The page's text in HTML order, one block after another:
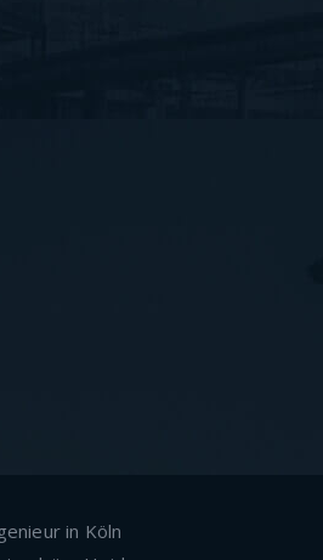
in Köln